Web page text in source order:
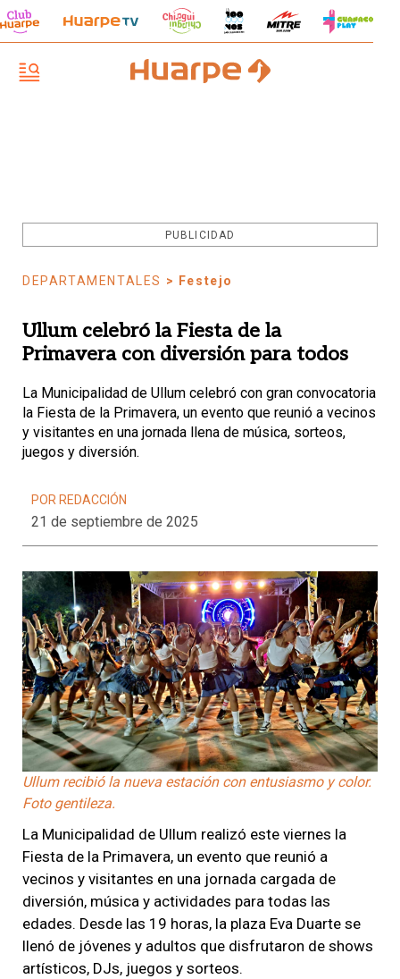
PUBLICIDAD
DEPARTAMENTALES > Festejo
Ullum celebró la Fiesta de la
Primavera con diversión para todos
La Municipalidad de Ullum celebró con gran convocatoria
la Fiesta de la Primavera, un evento que reunió a vecinos
y visitantes en una jornada llena de música, sorteos,
juegos y diversión.
POR REDACCIÓN
21 de septiembre de 2025
Ullum recibió la nueva estación con entusiasmo y color.
Foto gentileza.
La Municipalidad de Ullum realizó este viernes la
Fiesta de la Primavera, un evento que reunió a
vecinos y visitantes en una jornada cargada de
diversión, música y actividades para todas las
edades. Desde las 19 horas, la plaza Eva Duarte se
llenó de jóvenes y adultos que disfrutaron de shows
artísticos, DJs, juegos y sorteos.